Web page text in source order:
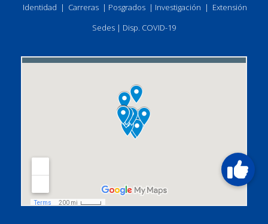
Identidad | Carreras | Posgrados | Investigación | Extensión
Sedes | Disp. COVID-19